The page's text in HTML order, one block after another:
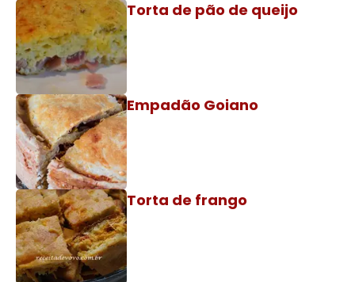
Torta de pão de queijo
Empadão Goiano
Torta de frango